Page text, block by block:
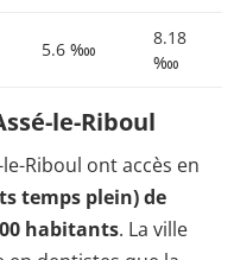
5.6 ‱
8.18
‱
le-Riboul
Riboul ont accès en
temps plein) de
habitants. La ville